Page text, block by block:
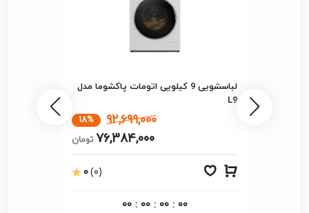
لباسشویی 9 کیلویی اتومات پاکشوما مدل
L9
92,699,000
18%
76,384,000 تومان
0(0)
00 : 00 : 00 : 00